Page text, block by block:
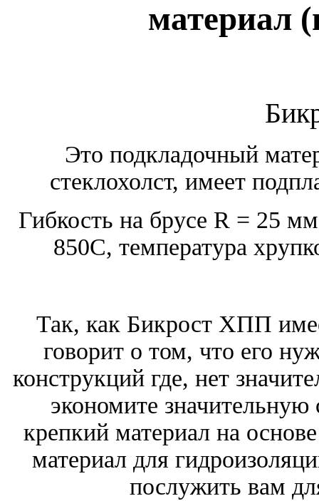
материал
Это подкладочный
стеклохолст, имеет
Гибкость на брусе R = 25
850C, температура
Так, как Бикрост ХПП
говорит о том, что его
конструкций где, нет
экономите
крепкий материал на
материал для
послужить вам